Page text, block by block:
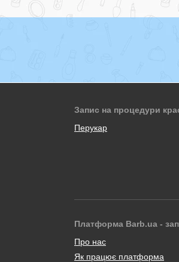
Запис на процедури
Перукар
Платформа Barb.ua -
Про нас
Як працює платформа